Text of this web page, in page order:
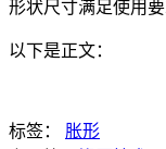
形状尺寸满足使用
以下是正文：
标签： 胀形